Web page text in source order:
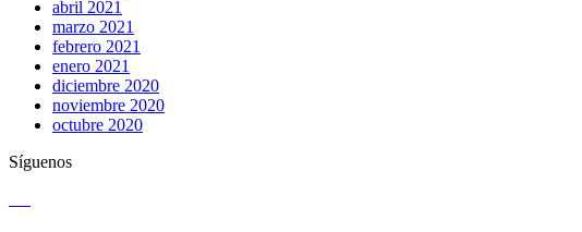
abril 2021
marzo 2021
febrero 2021
enero 2021
diciembre 2020
noviembre 2020
octubre 2020
Síguenos